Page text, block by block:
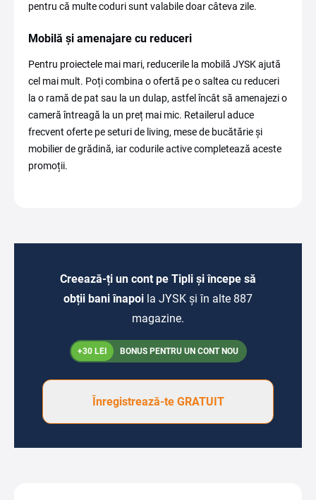
pentru că multe coduri sunt valabile doar câteva zile.
Mobilă și amenajare cu reduceri
Pentru proiectele mai mari, reducerile la mobilă JYSK ajută
cel mai mult. Poți combina o ofertă pe o saltea cu reduceri
la o ramă de pat sau la un dulap, astfel încât să amenajezi o
cameră întreagă la un preț mai mic. Retailerul aduce
frecvent oferte pe seturi de living, mese de bucătărie și
mobilier de grădină, iar codurile active completează aceste
promoții.
Creează-ți un cont pe Tipli și începe să
obții bani înapoi la JYSK și în alte 887
magazine.
+30 LEI BONUS PENTRU UN CONT NOU
Înregistrează-te GRATUIT